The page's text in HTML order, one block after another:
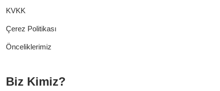
KVKK
Çerez Politikası
Önceliklerimiz
Biz Kimiz?